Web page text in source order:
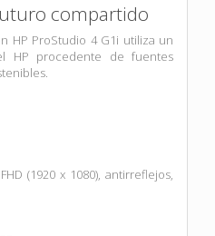
compartido
HP ProStudio 4 G1i utiliza un
HP procedente de fuentes
(1920 x 1080), antirreflejos,